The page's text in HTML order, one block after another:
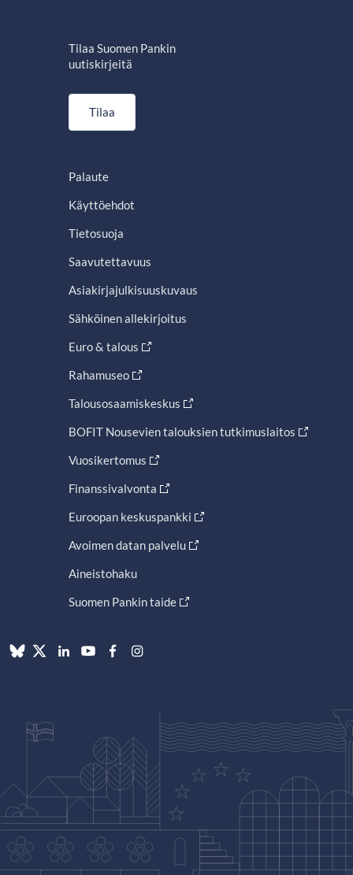
Tilaa Suomen Pankin
uutiskirjeitä
Tilaa
Palaute
Käyttöehdot
Tietosuoja
Saavutettavuus
Asiakirjajulkisuuskuvaus
Sähköinen allekirjoitus
Euro & talous
Rahamuseo
Talousosaamiskeskus
BOFIT Nousevien talouksien tutkimuslaitos
Vuosikertomus
Finanssivalvonta
Euroopan keskuspankki
Avoimen datan palvelu
Aineistohaku
Suomen Pankin taide